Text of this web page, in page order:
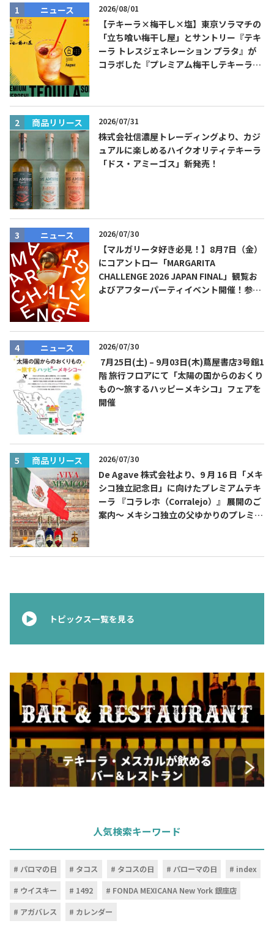
ニュース 2026/08/01
【テキーラ×梅干し×塩】東京ソラマチの
「立ち喰い梅干し屋」とサントリー『テキ
ーラ トレスジェネレーション プラタ』が
コラボした『プレミアム梅干しテキーラソ
商品リリース 2026/07/31
株式会社信濃屋トレーディングより、カジ
ュアルに楽しめるハイクオリティテキーラ
「ドス・アミーゴス」新発売！
ニュース 2026/07/30
【マルガリータ好き必見！】8月7日（金）
にコアントロー「MARGARITA
CHALLENGE 2026 JAPAN FINAL」観覧お
よびアフターパーティイベント開催！参加
ニュース 2026/07/30
7月25日(土) – 9月03日(木)蔦屋書店3号館1
階 旅行フロアにて「太陽の国からのおくり
もの～旅するハッピーメキシコ」フェアを
開催
商品リリース 2026/07/30
De Agave 株式会社より、9 月 16 日「メキ
シコ独立記念日」に向けたプレミアムテキ
ーラ 『コラレホ（Corralejo）』 展開のご
案内〜 メキシコ独立の父ゆかりのプレミア
トピックス一覧を見る
人気検索キーワード
パロマの日 タコス タコスの日 パローマの日
index
ウイスキー
1492
FONDA MEXICANA New York 銀座店
アガバレス
カレンダー